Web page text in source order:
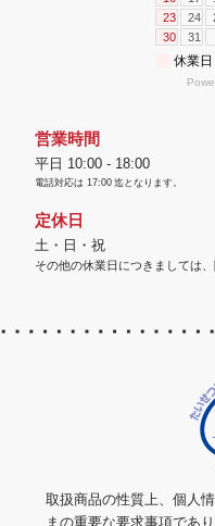
営業時間
平日 10:00 - 18:00
電話対応は 17:00 迄となります。
定休日
土・日・祝
その他の休業日につきましては
取扱商品の性質上、個人
まの重要な要求事項であ